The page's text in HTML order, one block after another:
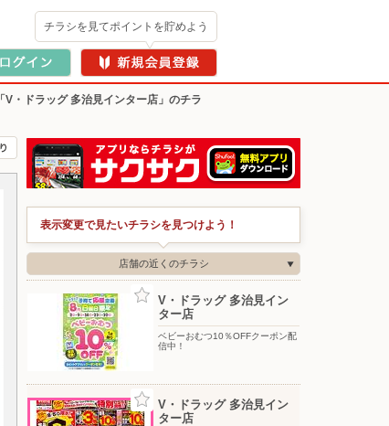
チラシを見てポイントを貯めよう
「V・ドラッグ 多治見インター店」のチラ
表示変更で見たいチラシを見つけよう！
店舗の近くのチラシ
V・ドラッグ 多治見イン
ター店
ベビーおむつ10％OFFクーポン配
信中！
V・ドラッグ 多治見イン
ター店